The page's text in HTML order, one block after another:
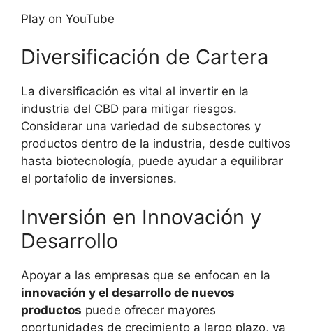
Play on YouTube
Diversificación de Cartera
La diversificación es vital al invertir en la
industria del CBD para mitigar riesgos.
Considerar una variedad de subsectores y
productos dentro de la industria, desde cultivos
hasta biotecnología, puede ayudar a equilibrar
el portafolio de inversiones.
Inversión en Innovación y
Desarrollo
Apoyar a las empresas que se enfocan en la
innovación y el desarrollo de nuevos
productos puede ofrecer mayores
oportunidades de crecimiento a largo plazo, ya